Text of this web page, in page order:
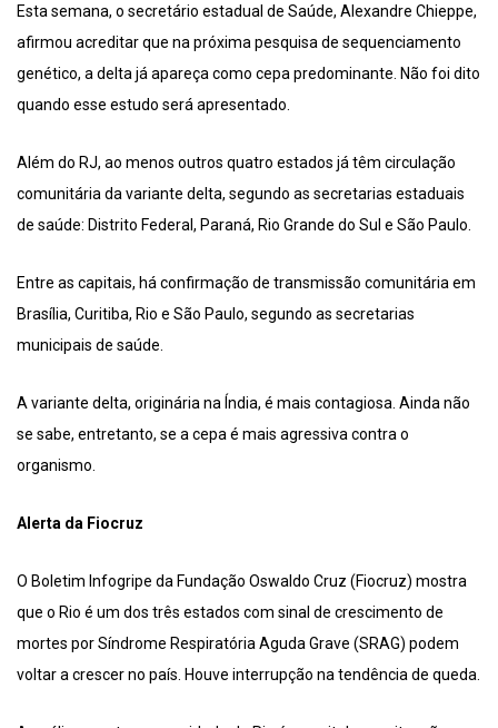
Esta semana, o secretário estadual de Saúde, Alexandre Chieppe,
afirmou acreditar que na próxima pesquisa de sequenciamento
genético, a delta já apareça como cepa predominante. Não foi dito
quando esse estudo será apresentado.
Além do RJ, ao menos outros quatro estados já têm circulação
comunitária da variante delta, segundo as secretarias estaduais
de saúde: Distrito Federal, Paraná, Rio Grande do Sul e São Paulo.
Entre as capitais, há confirmação de transmissão comunitária em
Brasília, Curitiba, Rio e São Paulo, segundo as secretarias
municipais de saúde.
A variante delta, originária na Índia, é mais contagiosa. Ainda não
se sabe, entretanto, se a cepa é mais agressiva contra o
organismo.
Alerta da Fiocruz
O Boletim Infogripe da Fundação Oswaldo Cruz (Fiocruz) mostra
que o Rio é um dos três estados com sinal de crescimento de
mortes por Síndrome Respiratória Aguda Grave (SRAG) podem
voltar a crescer no país. Houve interrupção na tendência de queda.